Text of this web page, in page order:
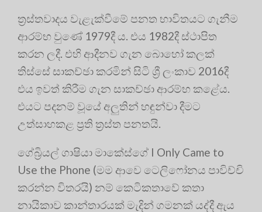
ත්‍ර‍ස්තවාදය වැළැක්වීමේ පනත භාවිතයට ගැනීම
ආරම්භ වුණේ 1979දී ය. එය 1982දී ස්ථාපිත
කරන ලදී. එහි ආදීනව ගැන බොහෝ කලක්
තිස්සේ සාකච්ඡා කරමින් සිටි ශ්‍රී ලංකාව 2016දී
එය ඉවත් කිරීම ගැන සාකච්ඡා ආරම්භ කළේය.
එයට පදනම් වූයේ අලුතින් හඳුන්වා දීමට
උත්සාහකළ ප්‍රති ත්‍රස්ත පනතයි.
ගේබ්‍රියල් ගාෂියා මාකේස්ගේ I Only Came to
Use the Phone (මම ආවෙ ටෙලිෆෝනය පාවිච්චි
කරන්න විතරයි) නම් කෙටිකතාවේ කතා
නායිකාව කාන්තාරයක් මැදින් ගමනක් යද්දී ඇය